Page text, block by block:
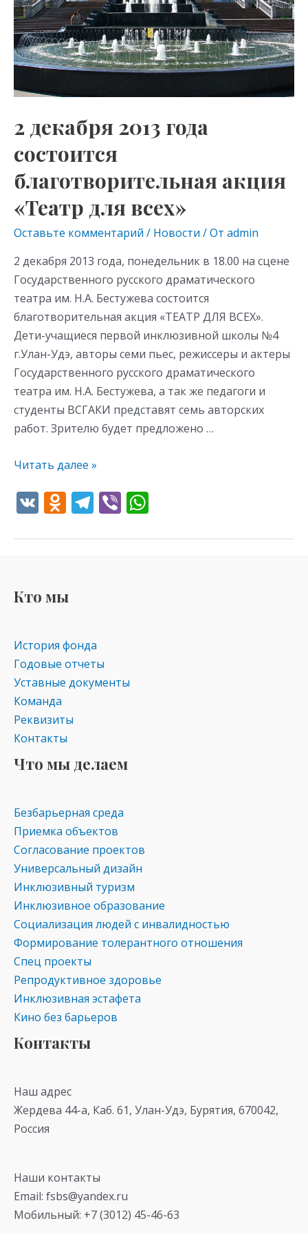
2 декабря 2013 года
состоится
благотворительная акция
«Театр для всех»
Оставьте комментарий / Новости / От admin
2 декабря 2013 года, понедельник в 18.00 на сцене
Государственного русского драматического
театра им. Н.А. Бестужева состоится
благотворительная акция «ТЕАТР ДЛЯ ВСЕХ».
Дети-учащиеся первой инклюзивной школы №4
г.Улан-Удэ, авторы семи пьес, режиссеры и актеры
Государственного русского драматического
театра им. Н.А. Бестужева, а так же педагоги и
студенты ВСГАКИ представят семь авторских
работ. Зрителю будет предложено …
акция
«Театр
для
всех»
Читать далее »
V O
n
kl
as
s
ni
ki
T
e
Vi
er at
Кто мы
История фонда
Годовые отчеты
Уставные документы
Команда
Реквизиты
Контакты
Что мы делаем
Безбарьерная среда
Приемка объектов
Согласование проектов
Универсальный дизайн
Инклюзивный туризм
Инклюзивное образование
Социализация людей с инвалидностью
Формирование толерантного отношения
Спец проекты
Репродуктивное здоровье
Инклюзивная эстафета
Кино без барьеров
Контакты
Наш адрес
Жердева 44-а, Каб. 61, Улан-Удэ, Бурятия, 670042,
Россия
Наши контакты
Email: fsbs@yandex.ru
Мобильный: +7 (3012) 45-46-63